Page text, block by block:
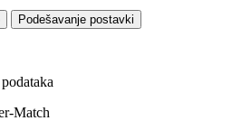
Podešavanje postavki
Match